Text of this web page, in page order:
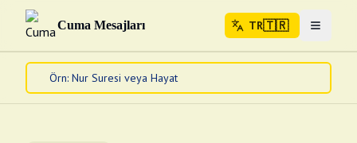
Cuma Mesajları TR🇹🇷 Menuyu
Ana Sayfa